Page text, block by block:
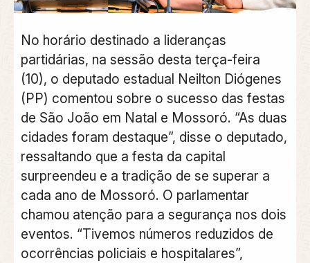
No horário destinado a lideranças
partidárias, na sessão desta terça-feira
(10), o deputado estadual Neilton Diógenes
(PP) comentou sobre o sucesso das festas
de São João em Natal e Mossoró. “As duas
cidades foram destaque”, disse o deputado,
ressaltando que a festa da capital
surpreendeu e a tradição de se superar a
cada ano de Mossoró. O parlamentar
chamou atenção para a segurança nos dois
eventos. “Tivemos números reduzidos de
ocorrências policiais e hospitalares”,